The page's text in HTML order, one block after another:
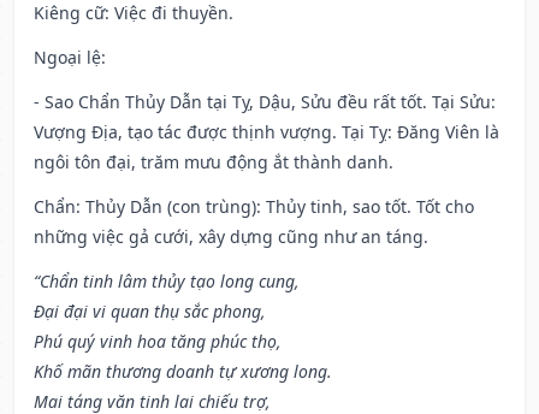
Kiêng cữ: Việc đi thuyền.
Ngoại lệ:
- Sao Chẩn Thủy Dẫn tại Tỵ, Dậu, Sửu đều rất tốt. Tại Sửu:
Vượng Địa, tạo tác được thịnh vượng. Tại Tỵ: Đăng Viên là
ngôi tôn đại, trăm mưu động ắt thành danh.
Chẩn: Thủy Dẫn (con trùng): Thủy tinh, sao tốt. Tốt cho
những việc gả cưới, xây dựng cũng như an táng.
“Chẩn tinh lâm thủy tạo long cung,
Đại đại vi quan thụ sắc phong,
Phú quý vinh hoa tăng phúc thọ,
Khố mãn thương doanh tự xương long.
Mai táng văn tinh lai chiếu trợ,